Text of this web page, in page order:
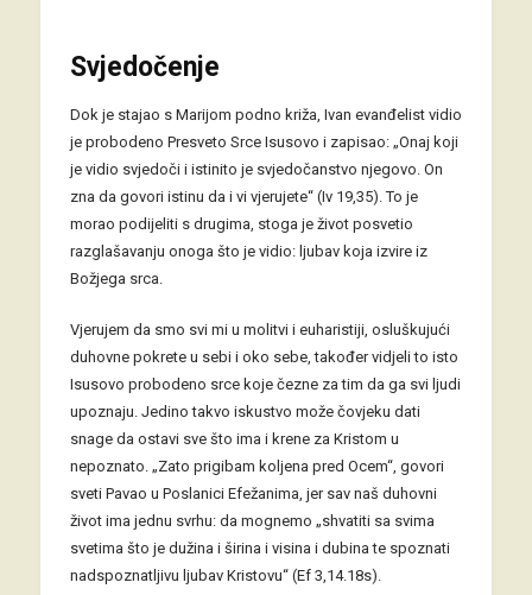
Svjedočenje
Dok je stajao s Marijom podno križa, Ivan evanđelist vidio
je probodeno Presveto Srce Isusovo i zapisao: „Onaj koji
je vidio svjedoči i istinito je svjedočanstvo njegovo. On
zna da govori istinu da i vi vjerujete“ (Iv 19,35). To je
morao podijeliti s drugima, stoga je život posvetio
razglašavanju onoga što je vidio: ljubav koja izvire iz
Božjega srca.
Vjerujem da smo svi mi u molitvi i euharistiji, osluškujući
duhovne pokrete u sebi i oko sebe, također vidjeli to isto
Isusovo probodeno srce koje čezne za tim da ga svi ljudi
upoznaju. Jedino takvo iskustvo može čovjeku dati
snage da ostavi sve što ima i krene za Kristom u
nepoznato. „Zato prigibam koljena pred Ocem“, govori
sveti Pavao u Poslanici Efežanima, jer sav naš duhovni
život ima jednu svrhu: da mognemo „shvatiti sa svima
svetima što je dužina i širina i visina i dubina te spoznati
nadspoznatljivu ljubav Kristovu“ (Ef 3,14.18s).